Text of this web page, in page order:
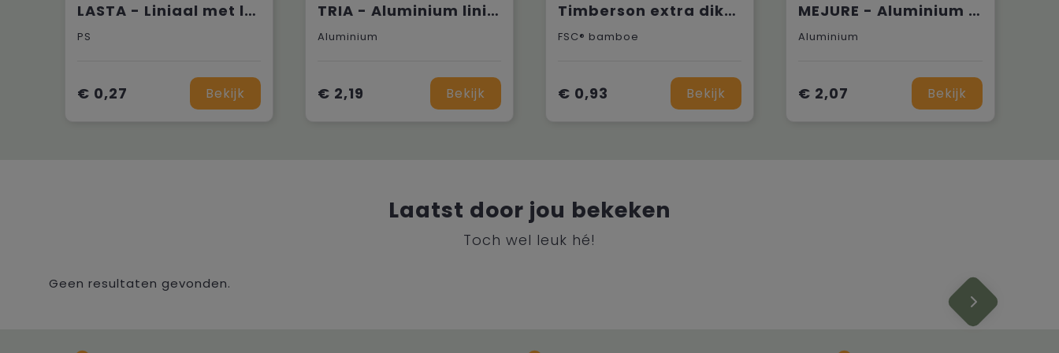
LASTA - Liniaal met loep
PS
€ 0,27 Bekijk
TRIA - Aluminium liniaal 30cm
Aluminium
€ 2,19 Bekijk
Timberson extra dikke 30cm dubbelzijdige bamboe liniaal
FSC® bamboe
€ 0,93 Bekijk
MEJURE - Aluminium waterpasliniaal 30cm
Aluminium
€ 2,07 Bekijk
Laatst door jou bekeken
Toch wel leuk hé!
Geen resultaten gevonden.